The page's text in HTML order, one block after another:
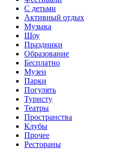
С детьми
Активный отдых
Музыка
Шоу
Праздники
Образование
Бесплатно
Музеи
Парки
Погулять
Туристу
Театры
Пространства
Клубы
Прочее
Рестораны